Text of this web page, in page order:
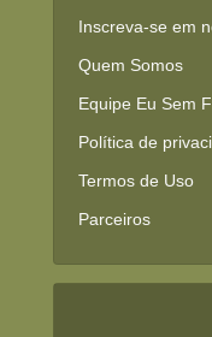
Inscreva-se em
Quem Somos
Equipe Eu Sem
Política de
Termos de Uso
Parceiros